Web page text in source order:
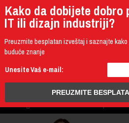
Kako da dobijete dobro
IT ili dizajn industriji?
Preuzmite besplatan izveštaj i saznajte
buduće znanje
Unesite Vaš e-mail:
UPIS
Programming
3D Design & CAD
Mobile Development